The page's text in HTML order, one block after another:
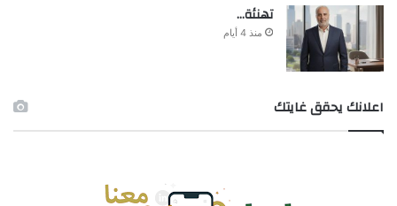
تهنئة…
منذ 4 أيام
اعلانك يحقق غايتك